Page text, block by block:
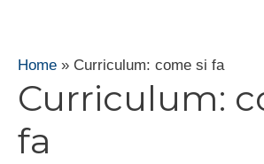
Home » Curriculum: come si fa
Curriculum:
fa